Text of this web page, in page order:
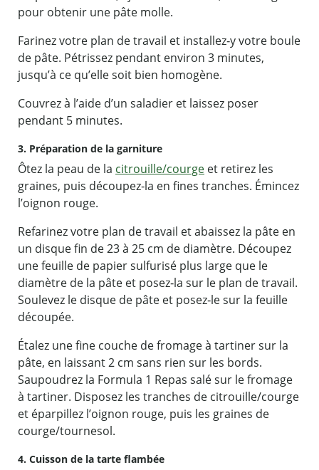
pour obtenir une pâte molle.
Farinez votre plan de travail et installez‐y votre boule
de pâte. Pétrissez pendant environ 3 minutes,
jusqu’à ce qu’elle soit bien homogène.
Couvrez à l’aide d’un saladier et laissez poser
pendant 5 minutes.
3. Préparation de la garniture
Ôtez la peau de la citrouille/courge et retirez les
graines, puis découpez‐la en fines tranches. Émincez
l’oignon rouge.
Refarinez votre plan de travail et abaissez la pâte en
un disque fin de 23 à 25 cm de diamètre. Découpez
une feuille de papier sulfurisé plus large que le
diamètre de la pâte et posez‐la sur le plan de travail.
Soulevez le disque de pâte et posez‐le sur la feuille
découpée.
Étalez une fine couche de fromage à tartiner sur la
pâte, en laissant 2 cm sans rien sur les bords.
Saupoudrez la Formula 1 Repas salé sur le fromage
à tartiner. Disposez les tranches de citrouille/courge
et éparpillez l’oignon rouge, puis les graines de
courge/tournesol.
4. Cuisson de la tarte flambée